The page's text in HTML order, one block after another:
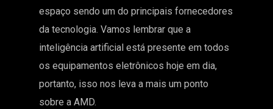
espaço sendo um do principais fornecedores
da tecnologia. Vamos lembrar que a
inteligência artificial está presente em todos
os equipamentos eletrônicos hoje em dia,
portanto, isso nos leva a mais um ponto
sobre a AMD.